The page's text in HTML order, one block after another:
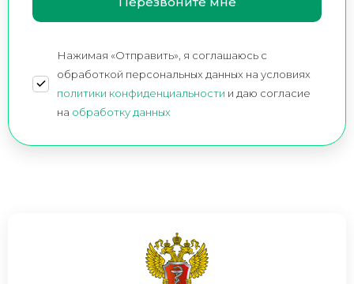
Нажимая «Отправить», я соглашаюсь c
обработкой персональных данных на условиях
политики конфиденциальности и даю согласие
на обработку данных